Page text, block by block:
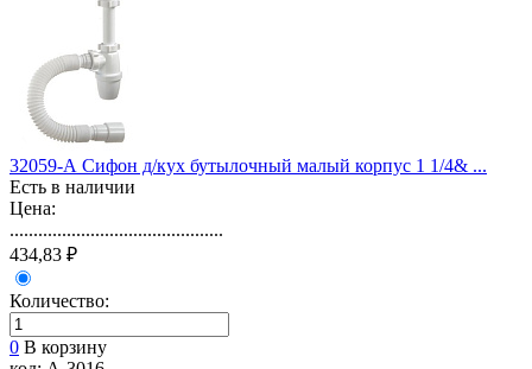
32059-А Сифон д/кух бутылочный малый корпус 1 1/4& ...
Есть в наличии
Цена:
.............................................
434,83 ₽
Количество:
0 В корзину